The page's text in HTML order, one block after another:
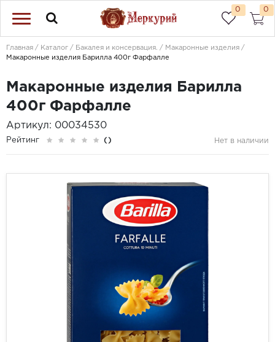
0 0
Главная Каталог Бакалея и консервация.
Макаронные изделия
Макаронные изделия Барилла 400г Фарфалле
Макаронные изделия Барилла
400г Фарфалле
Артикул: 00034530
Рейтинг () Нет в наличии